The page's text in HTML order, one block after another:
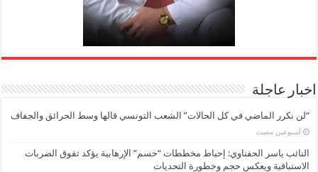
اخبار عاجلة
“لن نكرر الماضي في كل الحالات” الشعب التونسي قالها وسط الحرائق والجفاف
‏أسبوعين مضت
النائب ياسر الحفناوي: إحباط مخططات “حسم” الإرهابية يؤكد تفوق الضربات
الاستباقية ويعكس حجم وخطورة التحديات